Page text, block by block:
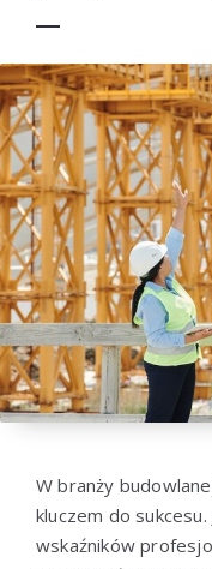
W branży
kluczem do
wskaźników